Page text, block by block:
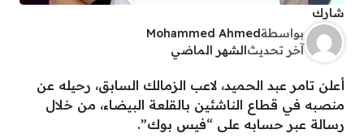
شارك
بواسطةMohammed Ahmed
آخر تحديثالشهر الماضي
أعلن تامر عبد الحميد، لاعب الزمالك السابق، رحيله عن
منصبه في قطاع الناشئين بالقلعة البيضاء، من خلال
رسالة عبر حسابه على “فيس بوك”.